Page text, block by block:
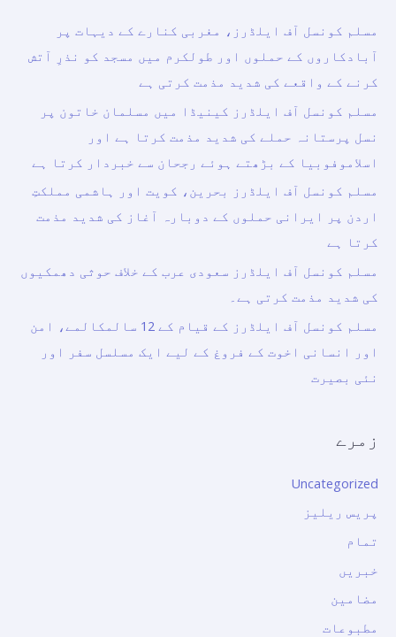
مسلم کونسل آف ایلڈرز، مغربی کنارے کے دیہات پر
آبادکاروں کے حملوں اور طولکرم میں مسجد کو نذرِ آتش
کرنے کے واقعے کی شدید مذمت کرتی ہے
مسلم کونسل آف ایلڈرز کینیڈا میں مسلمان خاتون پر
نسل پرستانہ حملے کی شدید مذمت کرتا ہے اور
اسلاموفوبیا کے بڑھتے ہوئے رجحان سے خبردار کرتا ہے
مسلم کونسل آف ایلڈرز بحرین، کویت اور ہاشمی مملکتِ
اردن پر ایرانی حملوں کے دوبارہ آغاز کی شدید مذمت
کرتا ہے
مسلم کونسل آف ایلڈرز سعودی عرب کے خلاف حوثی دھمکیوں
کی شدید مذمت کرتی ہے۔
مسلم کونسل آف ایلڈرز کے قیام کے 12 سالمکالمے، امن
اور انسانی اخوت کے فروغ کے لیے ایک مسلسل سفر اور
نئی بصیرت
زمرے
Uncategorized
پریس ریلیز
تمام
خبریں
مضامین
مطبوعات